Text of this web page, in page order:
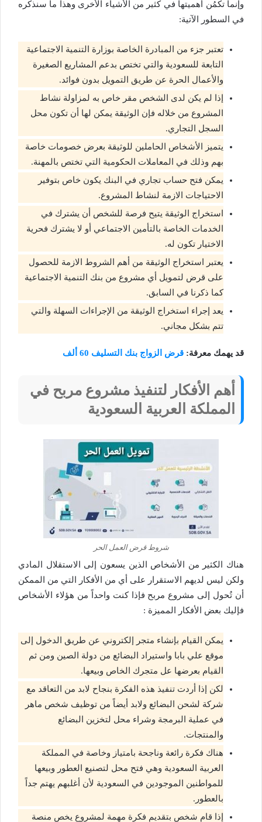
وإنما تكمُن أهميتها في كثير من الأشياء الأخرى وهذا ما سنذكره
في السطور الآتية:
تعتبر جزء من المبادرة الخاصة بوزارة التنمية الاجتماعية
التابعة للسعودية والتي تختص بدعم المشاريع الصغيرة
والأعمال الحرة عن طريق التمويل بدون فوائد.
إذا لم يكن لدى الشخص مقر خاص به لمزاولة نشاط
المشروع من خلاله فإن الوثيقة يمكن لها أن تكون محل
السجل التجاري.
يتميز الأشخاص الحاملين للوثيقة بعرض خصومات خاصة
بهم وذلك في المعاملات الحكومية التي تختص بالمهنة.
يمكن فتح حساب تجاري في البنك يكون خاص بتوفير
الاحتياجات الازمة لنشاط المشروع.
استخراج الوثيقة يتيح فرصة للشخص أن يشترك في
الخدمات الخاصة بالتأمين الاجتماعي أو لا يشترك فحرية
الاختيار تكون له.
يعتبر استخراج الوثيقة من أهم الشروط الازمة للحصول
على قرض لتمويل أي مشروع من بنك التنمية الاجتماعية
كما ذكرنا في السابق.
يعد إجراء استخراج الوثيقة من الإجراءات السهلة والتي
تتم بشكل مجاني.
قد يهمك معرفة: قرض الزواج بنك التسليف 60 ألف
أهم الأفكار لتنفيذ مشروع مربح في
المملكة العربية السعودية
شروط قرض العمل الحر
هناك الكثير من الأشخاص الذين يسعون إلى الاستقلال المادي
ولكن ليس لديهم الاستقرار على أي من الأفكار التي من الممكن
أن تُحول إلى مشروع مربح فإذا كنت واحداً من هؤلاء الأشخاص
فإليك بعض الأفكار المميزة :
يمكن القيام بإنشاء متجر إلكتروني عن طريق الدخول إلى
موقع علي بابا واستيراد البضائع من دولة الصين ومن ثم
القيام بعرضها عل متجرك الخاص وبيعها.
لكن إذا أردت تنفيذ هذه الفكرة بنجاح لابد من التعاقد مع
شركة لشحن البضائع ولابد أيضاً من توظيف شخص ماهر
في عملية البرمجة وشراء محل لتخزين البضائع
والمنتجات.
هناك فكرة رائعة وناجحة بامتياز وخاصة في المملكة
العربية السعودية وهي فتح محل لتصنيع العطور وبيعها
للمواطنين الموجودين في السعودية لأن أغلبهم يهتم جداً
بالعطور.
إذا قام شخص بتقديم فكرة مهمة لمشروع يخص منصة